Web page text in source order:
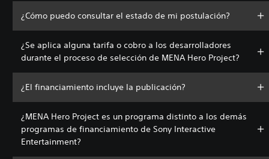
¿Cómo puedo consultar el estado de mi postulación?
¿Se aplica alguna tarifa o cobro a los desarrolladores
durante el proceso de selección de MENA Hero Project?
¿El financiamiento incluye la publicación?
¿MENA Hero Project es un programa distinto a los demás
programas de financiamiento de Sony Interactive
Entertainment?